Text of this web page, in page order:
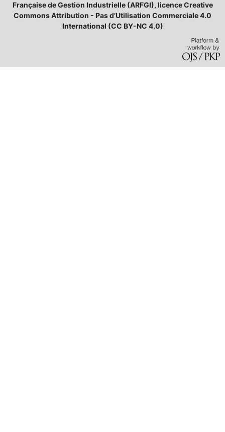
Française de Gestion Industrielle (ARFGI), licence Creative
Commons Attribution - Pas d’Utilisation Commerciale 4.0
International (CC BY-NC 4.0)